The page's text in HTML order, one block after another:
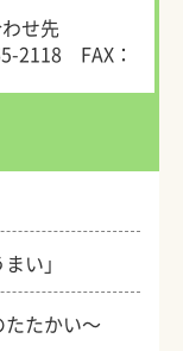
せ先
2118
FAX：
い」
たかい～